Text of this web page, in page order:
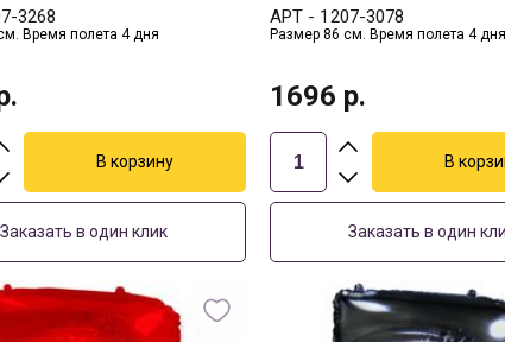
3268
Время полета 4 дня
Заказать в один клик
АРТ - 1207-3078
Размер 86 см. Время полета 4 дня
1696 р.
Заказать в один